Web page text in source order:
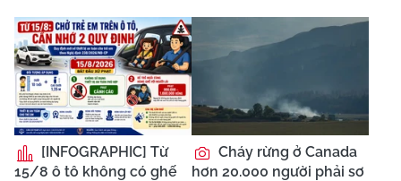
[INFOGRAPHIC] Từ
15/8 ô tô không có ghế
Cháy rừng ở Canada
hơn 20.000 người phải sơ